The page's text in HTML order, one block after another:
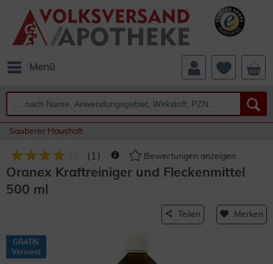
Menü
Sauberer Haushalt
( 1 ) Bewertungen anzeigen
Oranex Kraftreiniger und Fleckenmittel
500 ml
Teilen Merken
GRATIS
Versand